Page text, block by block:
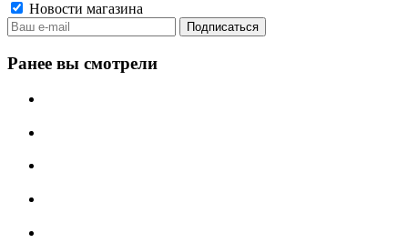
Новости магазина
Ранее вы смотрели